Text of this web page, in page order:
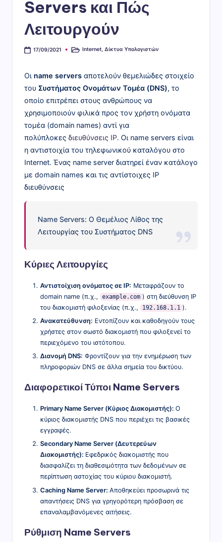
φ
ρι
ς"
Servers και Πώς
Λειτουργούν
17/09/2021
Αναρτήθηκε
Internet,Δίκτυα Υπολογιστών
Οι name servers αποτελούν θεμελιώδες στοιχείο
του Συστήματος Ονομάτων Τομέα (DNS), το
οποίο επιτρέπει στους ανθρώπους να
χρησιμοποιούν φιλικά προς τον χρήστη ονόματα
τομέα (domain names) αντί για
πολύπλοκες διευθύνσεις IP. Οι name servers είναι
η αντιστοιχία του τηλεφωνικού καταλόγου στο
Internet. Ένας name server διατηρεί έναν κατάλογο
με domain names και τις αντίστοιχες IP
διευθύνσεις
Name Servers: Ο Θεμέλιος Λίθος της
Λειτουργίας του Συστήματος DNS
Κύριες Λειτουργίες
Αντιστοίχιση ονόματος σε IP: Μεταφράζουν το
domain name (π.χ.,
example.com ) στη διεύθυνση IP
του διακομιστή φιλοξενίας (π.χ.,
192.168.1.1 ).
Ανακατεύθυνση: Εντοπίζουν και καθοδηγούν τους
χρήστες στον σωστό διακομιστή που φιλοξενεί το
περιεχόμενο του ιστότοπου.
Διανομή DNS: Φροντίζουν για την ενημέρωση των
πληροφοριών DNS σε άλλα σημεία του δικτύου.
Διαφορετικοί Τύποι Name Servers
Primary Name Server (Κύριος Διακομιστής): Ο
κύριος διακομιστής DNS που περιέχει τις βασικές
εγγραφές.
Secondary Name Server (Δευτερεύων
Διακομιστής): Εφεδρικός διακομιστής που
διασφαλίζει τη διαθεσιμότητα των δεδομένων σε
περίπτωση αστοχίας του κύριου διακομιστή.
Caching Name Server: Αποθηκεύει προσωρινά τις
απαντήσεις DNS για γρηγορότερη πρόσβαση σε
επαναλαμβανόμενες αιτήσεις.
Ρύθμιση Name Servers